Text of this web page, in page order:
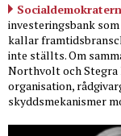
investeringsbank
kallar
inte ställts. Om
Northvolt och Stegra
organisation,
skyddsmekanismer